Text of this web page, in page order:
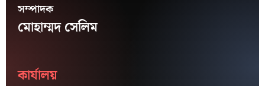
সম্পাদক
মোহাম্মদ সেলিম
কার্যালয়